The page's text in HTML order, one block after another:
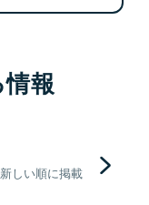
報
しい順に掲載